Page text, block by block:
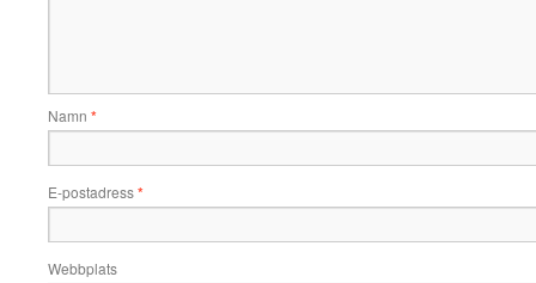
Namn *
E-postadress*
Webbplats